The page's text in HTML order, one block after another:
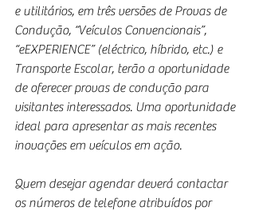
e utilitários, em três versões de Provas de
Condução, “Veículos Convencionais”,
“eEXPERIENCE” (eléctrico, híbrido, etc.) e
Transporte Escolar, terão a oportunidade
de oferecer provas de condução para
visitantes interessados. Uma oportunidade
ideal para apresentar as mais recentes
inovações em veículos em ação.
Quem desejar agendar deverá contactar
os números de telefone atribuídos por